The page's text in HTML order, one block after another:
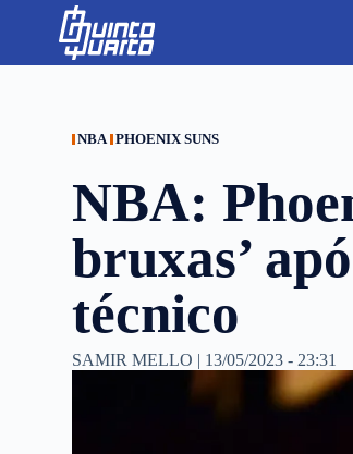
p
NBA PHOENIX SUNS
NBA:
bruxas’
técnico
SAMIR MELLO | 13/05/2023 - 23:31